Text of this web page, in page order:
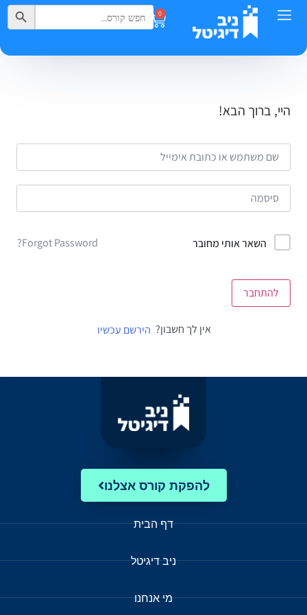
0
Search
for:
Search Button
היי, ברוך הבא!
השאר אותי מחובר Forgot Password?
להתחבר
אין לך חשבון? הירשם עכשיו
להפקת קורס אצלנו
דף הבית
ניב דיגיטל
מי אנחנו